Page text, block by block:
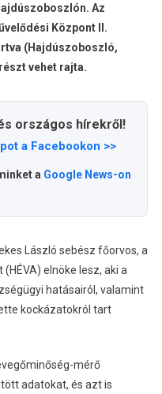
Az
Központ II.
(Hajdúszoboszló,
vehet rajta.
országos hírekről!
a Facebookon >>
a Google News-on
László sebész főorvos, a
elnöke lesz, aki a
hatásairól, valamint
kockázatokról tart
mérő
adatokat, és azt is